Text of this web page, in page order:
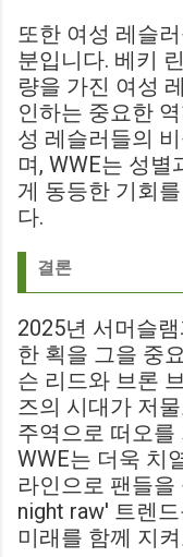
또한 여성 레슬
분입니다. 베키
량을 가진 여성
인하는 중요한
성 레슬러들의
며, WWE는 성
게 동등한 기회
다.
결론
2025년 서머슬
한 획을 그을 중
슨 리드와 브론
즈의 시대가 저
주역으로 떠오를
WWE는 더욱 치
라인으로 팬들을
night raw' 트렌
미래를 함께 지